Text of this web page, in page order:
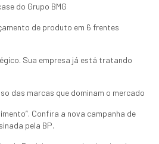
do Grupo BMG
de produto em 6 frentes
Sua empresa já está tratando
das marcas que dominam o mercado
Confira a nova campanha de
pela BP.